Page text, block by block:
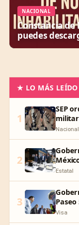
NACIONAL
Constancia de
puedes
★ LO MÁS LEÍDO
1
SEP
Nacional
2
Estatal
3
Visa